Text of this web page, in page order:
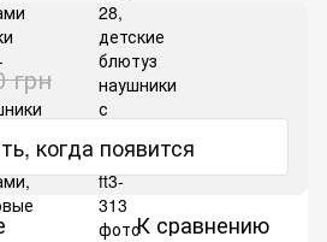
грн
когда появится
К сравнению